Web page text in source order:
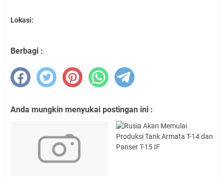
Lokasi:
Berbagi :
Anda mungkin menyukai postingan ini :